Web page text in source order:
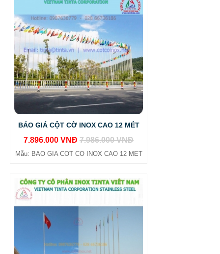
BÁO GIÁ CỘT CỜ INOX CAO 12 MÉT
7.896.000 VNĐ 7.986.000 VNĐ
Mẫu: BAO GIA COT CO INOX CAO 12 MET